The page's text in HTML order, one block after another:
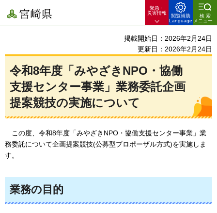
宮崎県
緊急・
災害情報
閲覧補助
Language
検索
メニュー
掲載開始日：2026年2月24日
更新日：2026年2月24日
令和8年度「みやざきNPO・協働
支援センター事業」業務委託企画
提案競技の実施について
この度、令和8年度「みやざきNPO・協働支援センター事業」業
務委託について企画提案競技(公募型プロポーザル方式)を実施しま
す。
業務の目的